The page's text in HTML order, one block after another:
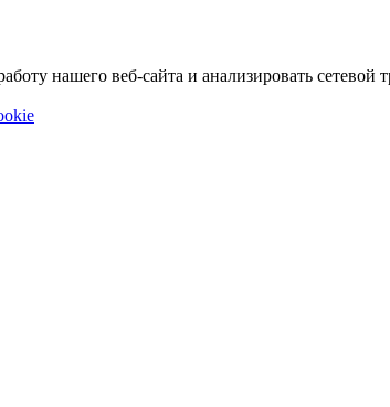
нашего веб-сайта и анализировать сетевой